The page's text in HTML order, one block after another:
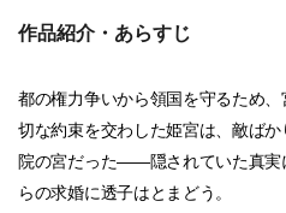
作品紹介・あらすじ
都の権力争いから領国を守るため
切な約束を交わした姫宮は、敵ば
院の宮だった――隠されていた真実
らの求婚に透子はとまどう。